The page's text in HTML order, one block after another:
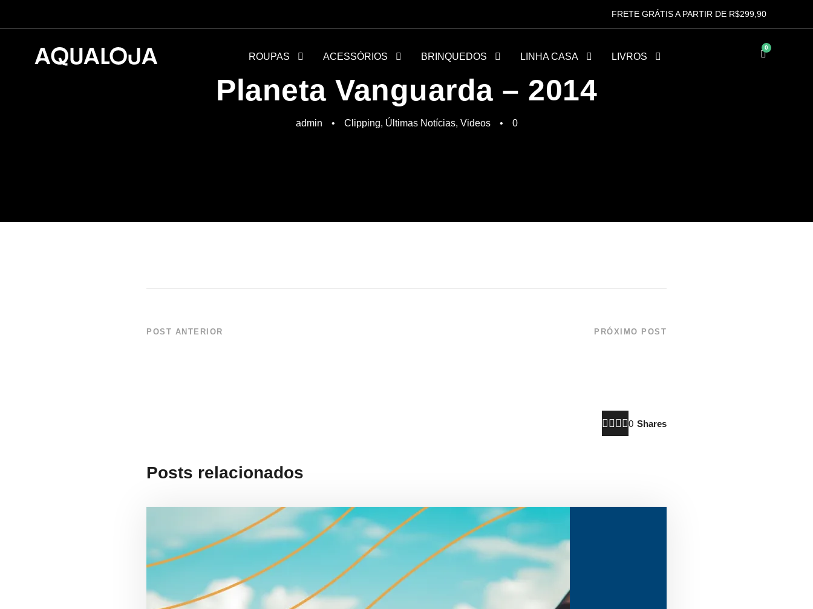
FRETE GRÁTIS A PARTIR DE R$299,90
ROUPAS ACESSÓRIOS BRINQUEDOS LINHA CASA LIVROS
0
Planeta Vanguarda – 2014
admin • Clipping, Últimas Notícias, Videos • 0
POST ANTERIOR PRÓXIMO POST
0 Shares
Posts relacionados